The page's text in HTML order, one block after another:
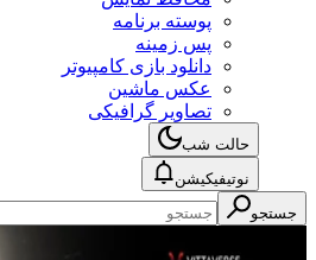
پوسته برنامه
پس زمینه
دانلود بازی کامپیوتر
عکس ماشین
تصاویر گرافیکی
حالت شب
نوتیفیکیشن
جستجو